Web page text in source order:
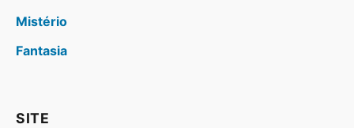
Mistério
Fantasia
SITE